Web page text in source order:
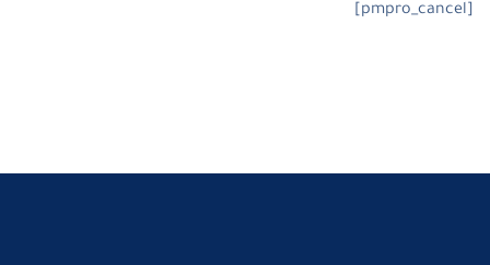
[pmpro_cancel]